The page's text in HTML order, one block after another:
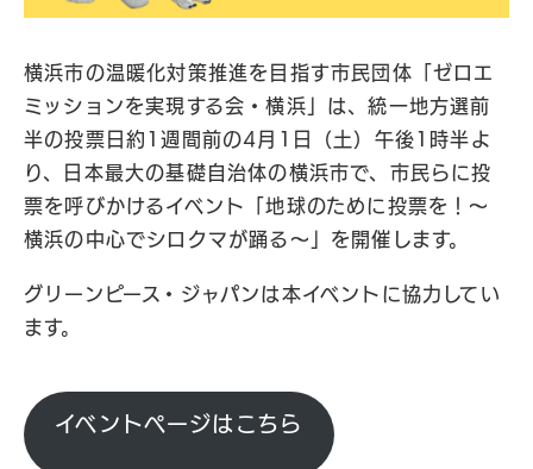
横浜市の温暖化対策推進を目指す市民団体「ゼロエ
ミッションを実現する会・横浜」は、統一地方選前
半の投票日約1週間前の4月1日（土）午後1時半よ
り、日本最大の基礎自治体の横浜市で、市民らに投
票を呼びかけるイベント「地球のために投票を！～
横浜の中心でシロクマが踊る～」を開催します。
グリーンピース・ジャパンは本イベントに協力してい
ます。
イベントページはこちら